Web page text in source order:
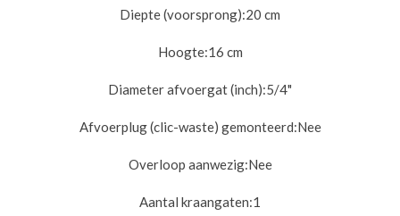
Diepte (voorsprong):20 cm
Hoogte:16 cm
Diameter afvoergat (inch):5/4"
Afvoerplug (clic-waste) gemonteerd:Nee
Overloop aanwezig:Nee
Aantal kraangaten:1